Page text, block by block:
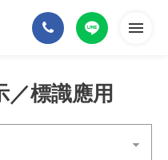
／標識應用